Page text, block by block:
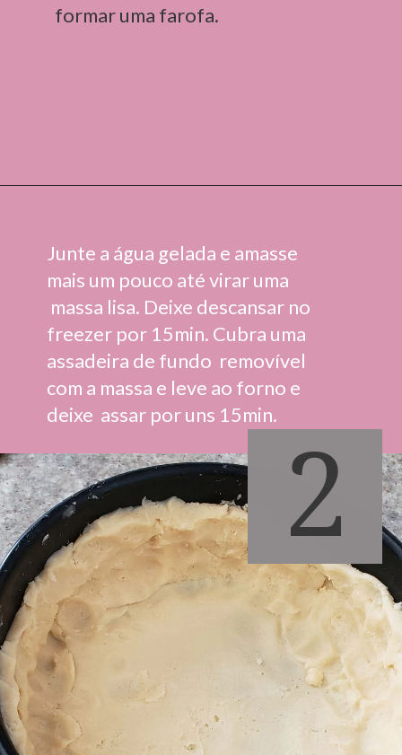
formar uma farofa.
2
Junte a água gelada e amasse
mais um pouco até virar uma
massa lisa. Deixe descansar no
freezer por 15min. Cubra uma
assadeira de fundo  removível
com a massa e leve ao forno e
deixe  assar por uns 15min.